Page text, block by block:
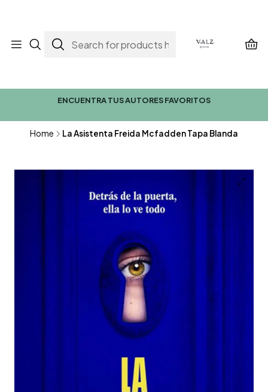
ENCUENTRA TUS AUTORES FAVORITOS
Home La Asistenta Freida Mcfadden Tapa Blanda